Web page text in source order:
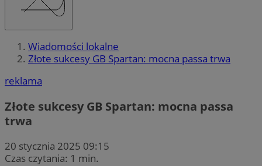
Wiadomości lokalne
Złote sukcesy GB Spartan: mocna passa trwa
reklama
Złote sukcesy GB Spartan: mocna passa
trwa
20 stycznia 2025 09:15
Czas czytania: 1 min.